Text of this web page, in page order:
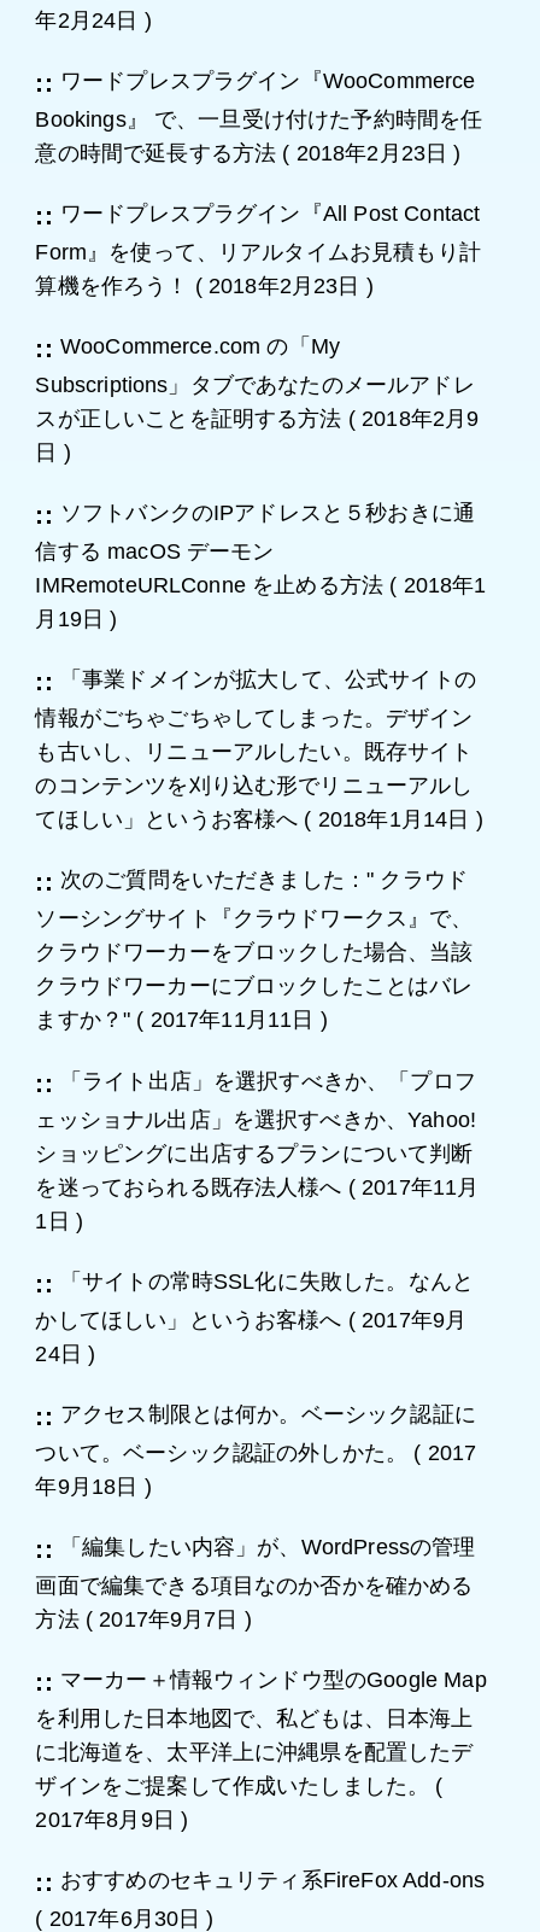
年2月24日 )
ワードプレスプラグイン『WooCommerce
Bookings』 で、一旦受け付けた予約時間を任
意の時間で延長する方法 ( 2018年2月23日 )
ワードプレスプラグイン『All Post Contact
Form』を使って、リアルタイムお見積もり計
算機を作ろう！ ( 2018年2月23日 )
WooCommerce.com の「My
Subscriptions」タブであなたのメールアドレ
スが正しいことを証明する方法 (2018年2月9
日 )
ソフトバンクのIPアドレスと５秒おきに通
信する macOS デーモン
IMRemoteURLConne を止める方法 ( 2018年1
月19日 )
「事業ドメインが拡大して、公式サイトの
情報がごちゃごちゃしてしまった。デザイン
も古いし、リニューアルしたい。既存サイト
のコンテンツを刈り込む形でリニューアルし
てほしい」というお客様へ ( 2018年1月14日 )
次のご質問をいただきました：" クラウド
ソーシングサイト『クラウドワークス』で、
クラウドワーカーをブロックした場合、当該
クラウドワーカーにブロックしたことはバレ
ますか？" ( 2017年11月11日 )
「ライト出店」を選択すべきか、「プロフ
ェッショナル出店」を選択すべきか、Yahoo!
ショッピングに出店するプランについて判断
を迷っておられる既存法人様へ ( 2017年11月
1日 )
「サイトの常時SSL化に失敗した。なんと
かしてほしい」というお客様へ ( 2017年9月
24日 )
アクセス制限とは何か。ベーシック認証に
ついて。ベーシック認証の外しかた。 ( 2017
年9月18日 )
「編集したい内容」が、WordPressの管理
画面で編集できる項目なのか否かを確かめる
方法( 2017年9月7日 )
マーカー＋情報ウィンドウ型のGoogle Map
を利用した日本地図で、私どもは、日本海上
に北海道を、太平洋上に沖縄県を配置したデ
ザインをご提案して作成いたしました。
(
2017年8月9日 )
おすすめのセキュリティ系FireFox Add-ons
( 2017年6月30日 )